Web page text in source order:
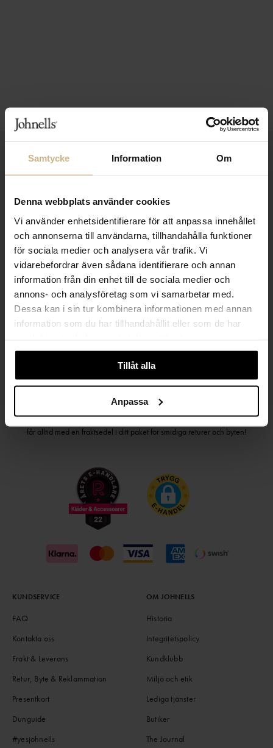
Samtycke Information Om
Denna webbplats använder cookies
Vi använder enhetsidentifierare för att anpassa innehållet
och annonserna till användarna, tillhandahålla funktioner
för sociala medier och analysera vår trafik. Vi
vidarebefordrar även sådana identifierare och annan
information från din enhet till de sociala medier och
annons- och analysföretag som vi samarbetar med.
Dessa kan i sin tur kombinera informationen med annan
information som du har tillhandahållit eller som de har
Tillåt alla
Anpassa
1-3 VARDAGARS LEVERANS
SAMLA BONUS I KUNDKLUBBEN
Håll dig uppdaterad
PRENUMERERA PÅ VÅRT NYHETSBREV
Kvinna Man
Välj det betalsätt som passar dig med Klarna. Vi på Johnells erbjuder flera
bekväma fraktalternativ; utlämningsställe, hemleverans och paketskåp. Du
får alltid med en fraktsedel i ditt paket för smidiga returer och byten!
KUNDSERVICE
FAQ
Kontakta oss
Frakt & Leverans
Retur, Byte & Reklammation
Presentkort
Dunguide
#yesjohnells
OM JOHNELLS
Historia
Integritetspolicy
Kundklubb
Miljö och etik
Lediga tjänster
Butiker
The Journal